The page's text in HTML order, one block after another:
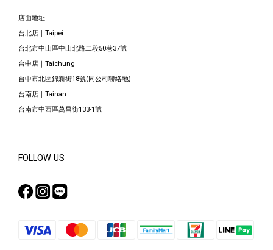
店面地址
台北店｜Taipei
台北市中山區中山北路二段50巷37號
台中店｜Taichung
台中市北區錦新街18號(同公司聯络地)
台南店｜Tainan
台南市中西區萬昌街133-1號
FOLLOW US